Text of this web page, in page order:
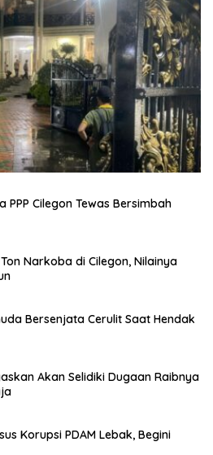
PPP Cilegon Tewas Bersimbah
Narkoba di Cilegon, Nilainya
Bersenjata Cerulit Saat Hendak
Akan Selidiki Dugaan Raibnya
Korupsi PDAM Lebak, Begini